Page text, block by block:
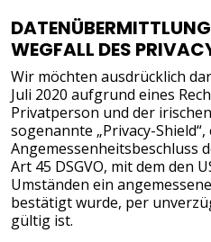
WEGFALL DES
Wir möchten ausdrücklich
Juli 2020 aufgrund eines
Privatperson und der
sogenannte „Privacy-Shield“,
Angemessenheitsbeschluss
Art 45 DSGVO, mit dem den
Umständen ein
bestätigt wurde, per
gültig ist.